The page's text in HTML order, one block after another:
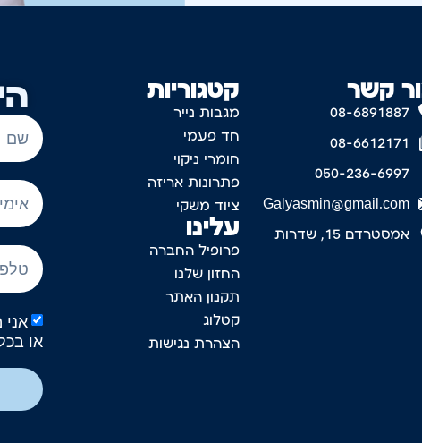
או
קטגוריות
מגבות נייר
חד פעמי
חומרי ניקוי
פתרונות אריזה
ציוד משקי
עלינו
פרופיל החברה
החזון שלנו
תקנון האתר
קטלוג
הצהרת נגישות
קשר
08-6891887
08-6612171
050-236-6997
Galyasmin@gmail.com
אמסטרדם 15, שדרות